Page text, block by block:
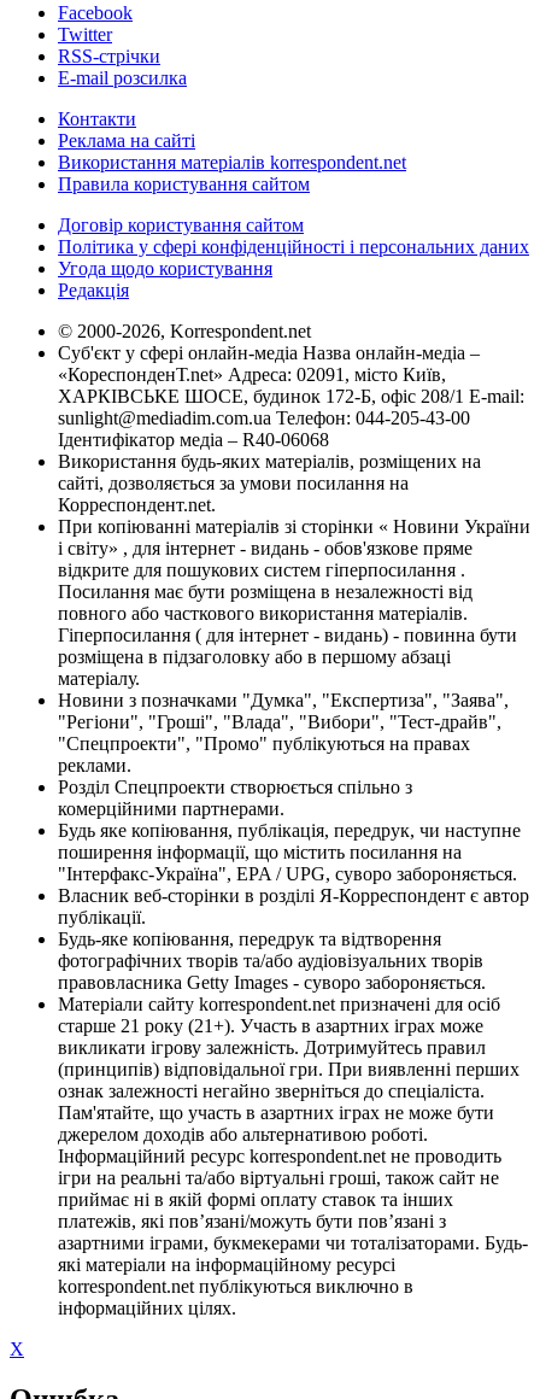
Facebook
Twitter
RSS-стрічки
E-mail розсилка
Контакти
Реклама на сайті
Використання матеріалів korrespondent.net
Правила користування сайтом
Договір користування сайтом
Політика у сфері конфіденційності і персональних даних
Угода щодо користування
Редакція
© 2000-2026, Korrespondent.net
Суб'єкт у сфері онлайн-медіа Назва онлайн-медіа –
«КореспонденТ.net» Адреса: 02091, місто Київ,
ХАРКІВСЬКЕ ШОСЕ, будинок 172-Б, офіс 208/1 E-mail:
sunlight@mediadim.com.ua Телефон: 044-205-43-00
Ідентифікатор медіа – R40-06068
Використання будь-яких матеріалів, розміщених на
сайті, дозволяється за умови посилання на
Корреспондент.net.
При копіюванні матеріалів зі сторінки « Новини України
і світу» , для інтернет - видань - обов'язкове пряме
відкрите для пошукових систем гіперпосилання .
Посилання має бути розміщена в незалежності від
повного або часткового використання матеріалів.
Гіперпосилання ( для інтернет - видань) - повинна бути
розміщена в підзаголовку або в першому абзаці
матеріалу.
Новини з позначками "Думка", "Експертиза", "Заява",
"Регіони", "Гроші", "Влада", "Вибори", "Тест-драйв",
"Спецпроекти", "Промо" публікуються на правах
реклами.
Розділ Спецпроекти створюється спільно з
комерційними партнерами.
Будь яке копіювання, публікація, передрук, чи наступне
поширення інформації, що містить посилання на
"Інтерфакс-Україна", EPA / UPG, суворо забороняється.
Власник веб-сторінки в розділі Я-Корреспондент є автор
публікації.
Будь-яке копіювання, передрук та відтворення
фотографічних творів та/або аудіовізуальних творів
правовласника Getty Images - суворо забороняється.
Матеріали сайту korrespondent.net призначені для осіб
старше 21 року (21+). Участь в азартних іграх може
викликати ігрову залежність. Дотримуйтесь правил
(принципів) відповідальної гри. При виявленні перших
ознак залежності негайно зверніться до спеціаліста.
Пам'ятайте, що участь в азартних іграх не може бути
джерелом доходів або альтернативою роботі.
Інформаційний ресурс korrespondent.net не проводить
ігри на реальні та/або віртуальні гроші, також сайт не
приймає ні в якій формі оплату ставок та інших
платежів, які пов’язані/можуть бути пов’язані з
азартними іграми, букмекерами чи тоталізаторами. Будь-
які матеріали на інформаційному ресурсі
korrespondent.net публікуються виключно в
інформаційних цілях.
X